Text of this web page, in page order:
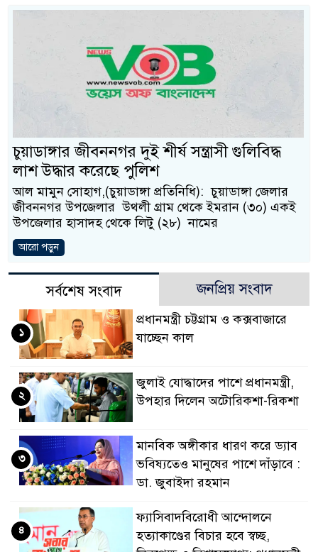
চুয়াডাঙ্গার জীবননগর দুই শীর্ষ সন্ত্রাসী গুলিবিদ্ধ
লাশ উদ্ধার করেছে পুলিশ
আল মামুন সোহাগ,(চুয়াডাঙ্গা প্রতিনিধি): চুয়াডাঙ্গা জেলার
জীবননগর উপজেলার উথলী গ্রাম থেকে ইমরান (৩০) একই
উপজেলার হাসাদহ থেকে লিটু (২৮) নামের
আরো পড়ুন
সর্বশেষ সংবাদ জনপ্রিয় সংবাদ
প্রধানমন্ত্রী চট্টগ্রাম ও কক্সবাজারে
যাচ্ছেন কাল
১
জুলাই যোদ্ধাদের পাশে প্রধানমন্ত্রী,
উপহার দিলেন অটোরিকশা-রিকশা
২
মানবিক অঙ্গীকার ধারণ করে ড্যাব
ভবিষ্যতেও মানুষের পাশে দাঁড়াবে :
ডা. জুবাইদা রহমান
৩
ফ্যাসিবাদবিরোধী আন্দোলনে
হত্যাকাণ্ডের বিচার হবে স্বচ্ছ,
৪